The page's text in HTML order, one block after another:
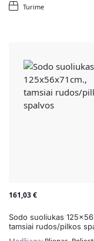
Turime
161,03€
Sodo suoliukas
tamsiai rudos/pilkos